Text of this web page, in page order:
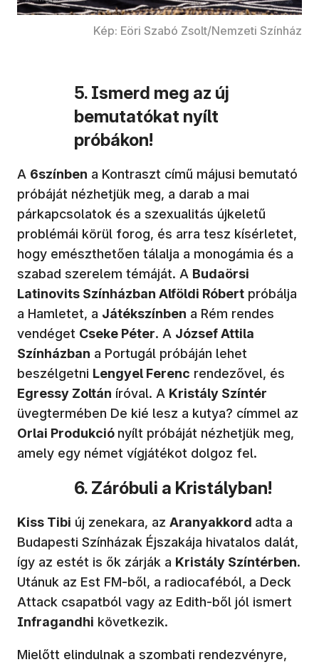
Kép: Eöri Szabó Zsolt/Nemzeti Színház
5. Ismerd meg az új
bemutatókat nyílt
próbákon!
A 6színben a Kontraszt című májusi bemutató
próbáját nézhetjük meg, a darab a mai
párkapcsolatok és a szexualitás újkeletű
problémái körül forog, és arra tesz kísérletet,
hogy emészthetően tálalja a monogámia és a
szabad szerelem témáját. A Budaörsi
Latinovits Színházban Alföldi Róbert próbálja
a Hamletet, a Játékszínben a Rém rendes
vendéget Cseke Péter. A József Attila
Színházban a Portugál próbáján lehet
beszélgetni Lengyel Ferenc rendezővel, és
Egressy Zoltán íróval. A Kristály Színtér
üvegtermében De kié lesz a kutya? címmel az
Orlai Produkció nyílt próbáját nézhetjük meg,
amely egy német vígjátékot dolgoz fel.
6. Záróbuli a Kristályban!
Kiss Tibi új zenekara, az Aranyakkord adta a
Budapesti Színházak Éjszakája hivatalos dalát,
így az estét is ők zárják a Kristály Színtérben.
Utánuk az Est FM-ből, a radiocaféból, a Deck
Attack csapatból vagy az Edith-ből jól ismert
Infragandhi következik.
Mielőtt elindulnak a szombati rendezvényre,